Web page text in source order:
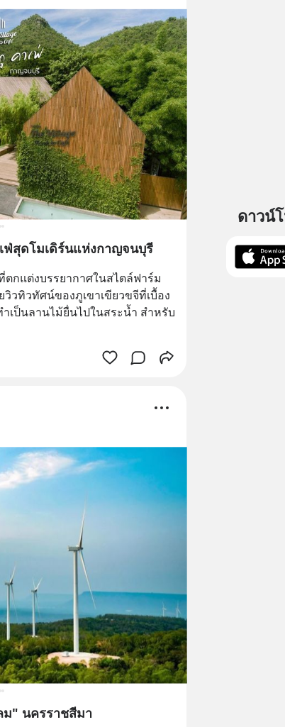
Farm to Café คาเฟ่สุดโมเดิร์นแห่งกาญจนบุรี
กแต่งบรรยากาศในสไตล์ฟาร์ม
วทิวทัศน์ของภูเขาเขียวขจีที่เบื้อง
ป็นลานไม้ยื่นไปในสระน้ำ สำหรับ
ม" นครราชสีมา
ดาวน์